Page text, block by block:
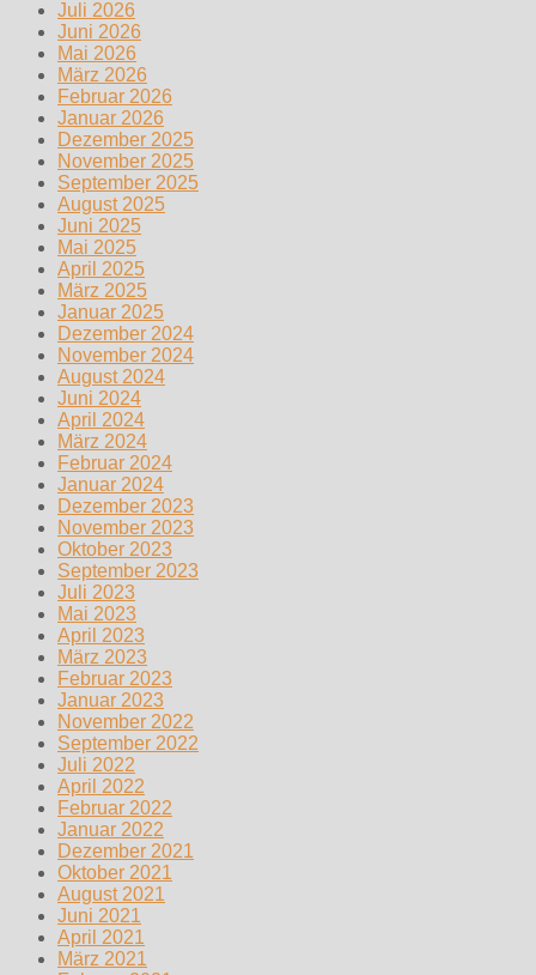
Juli 2026
Juni 2026
Mai 2026
März 2026
Februar 2026
Januar 2026
Dezember 2025
November 2025
September 2025
August 2025
Juni 2025
Mai 2025
April 2025
März 2025
Januar 2025
Dezember 2024
November 2024
August 2024
Juni 2024
April 2024
März 2024
Februar 2024
Januar 2024
Dezember 2023
November 2023
Oktober 2023
September 2023
Juli 2023
Mai 2023
April 2023
März 2023
Februar 2023
Januar 2023
November 2022
September 2022
Juli 2022
April 2022
Februar 2022
Januar 2022
Dezember 2021
Oktober 2021
August 2021
Juni 2021
April 2021
März 2021